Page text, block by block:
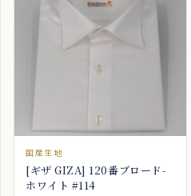
国産生地
[ギザ GIZA] 120番ブロード-
ホワイト #114